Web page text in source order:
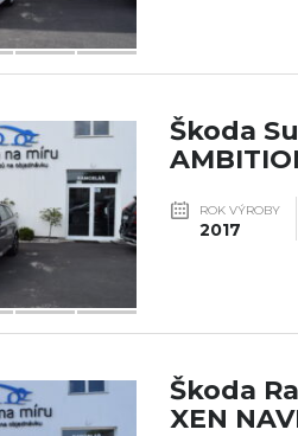
Škoda
ROK VÝROBY
2017
Škoda
XEN